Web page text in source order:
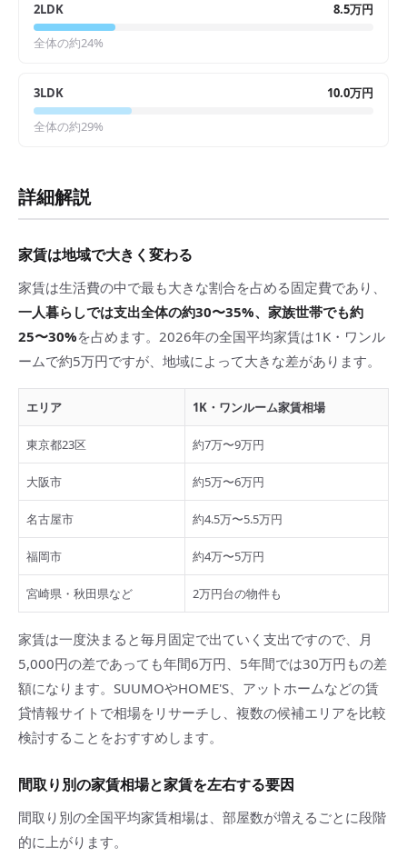
2LDK 8.5万円
全体の約24%
3LDK 10.0万円
全体の約29%
詳細解説
家賃は地域で大きく変わる
家賃は生活費の中で最も大きな割合を占める固定費であり、
一人暮らしでは支出全体の約30〜35%、家族世帯でも約
25〜30%を占めます。2026年の全国平均家賃は1K・ワンル
ームで約5万円ですが、地域によって大きな差があります。
エリア 1K・ワンルーム家賃相場
東京都23区 約7万〜9万円
大阪市 約5万〜6万円
名古屋市 約4.5万〜5.5万円
福岡市 約4万〜5万円
宮崎県・秋田県など 2万円台の物件も
家賃は一度決まると毎月固定で出ていく支出ですので、月
5,000円の差であっても年間6万円、5年間では30万円もの差
額になります。SUUMOやHOME'S、アットホームなどの賃
貸情報サイトで相場をリサーチし、複数の候補エリアを比較
検討することをおすすめします。
間取り別の家賃相場と家賃を左右する要因
間取り別の全国平均家賃相場は、部屋数が増えるごとに段階
的に上がります。